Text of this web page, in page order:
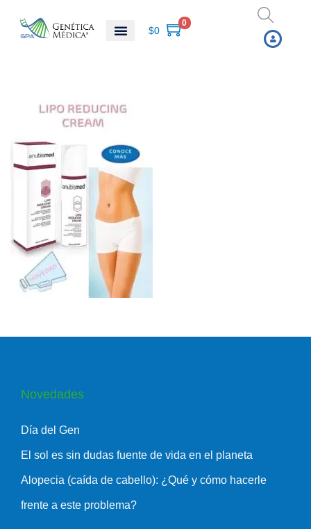
$0
0
Novedades
Día del Gen
El sol es sin dudas fuente de vida en el planeta
Alopecia (caída de cabello): ¿Qué y cómo hacerle
frente a este problema?